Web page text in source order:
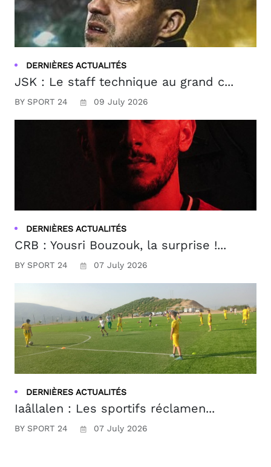
DERNIÈRES ACTUALITÉS
JSK : Le staff technique au grand c...
BY SPORT 24 09 July 2026
DERNIÈRES ACTUALITÉS
CRB : Yousri Bouzouk, la surprise !...
BY SPORT 24 07 July 2026
DERNIÈRES ACTUALITÉS
Iaâllalen : Les sportifs réclamen...
BY SPORT 24 07 July 2026